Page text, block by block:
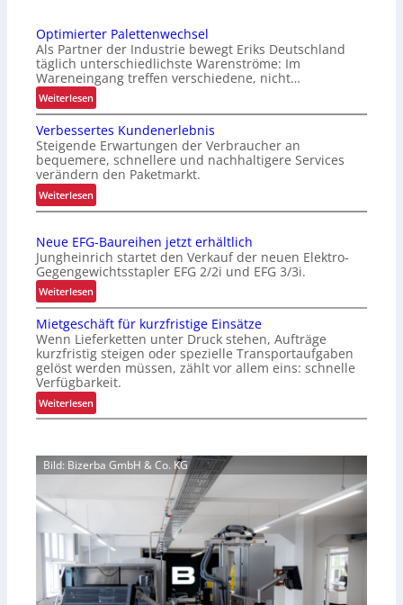
Optimierter Palettenwechsel
Als Partner der Industrie bewegt Eriks Deutschland
täglich unterschiedlichste Warenströme: Im
Wareneingang treffen verschiedene, nicht…
Weiterlesen:
O
p
t
i
m
i
e
t
e
r
P
a
l
e
t
t
e
n
e
c
l
Verbessertes Kundenerlebnis
Steigende Erwartungen der Verbraucher an
bequemere, schnellere und nachhaltigere Services
verändern den Paketmarkt.
Weiterlesen:
V
r
b
e
s
e
r
t
e
K
d
r
e
b
Neue EFG-Baureihen jetzt erhältlich
Jungheinrich startet den Verkauf der neuen Elektro-
Gegengewichtsstapler EFG 2/2i und EFG 3/3i.
Weiterlesen:
N
e
u
e
E
F
G
a
u
i
h
e
n
Mietgeschäft für kurzfristige Einsätze
Wenn Lieferketten unter Druck stehen, Aufträge
kurzfristig steigen oder spezielle Transportaufgaben
gelöst werden müssen, zählt vor allem eins: schnelle
Verfügbarkeit.
Weiterlesen:
M
e
t
c
ä
f
Bild: Bizerba GmbH & Co. KG